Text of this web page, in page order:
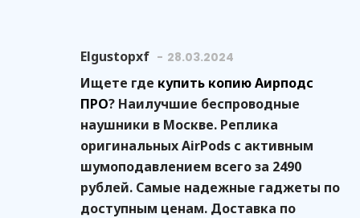
Elgustopxf 28.03.2024
Ищете где купить копию Аирподс
ПРО? Наилучшие беспроводные
наушники в Москве. Реплика
оригинальных AirPods с активным
шумоподавлением всего за 2490
рублей. Самые надежные гаджеты по
доступным ценам. Доставка по